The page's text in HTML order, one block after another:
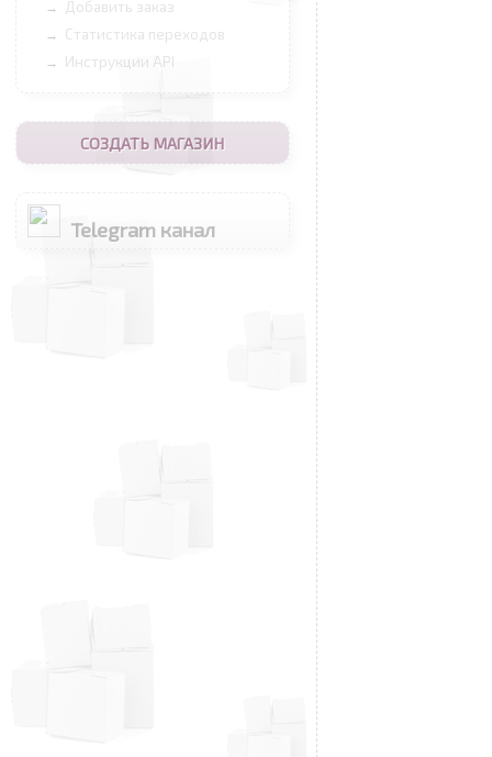
→ Добавить заказ
→ Статистика переходов
→ Инструкции API
СОЗДАТЬ МАГАЗИН
Telegram канал